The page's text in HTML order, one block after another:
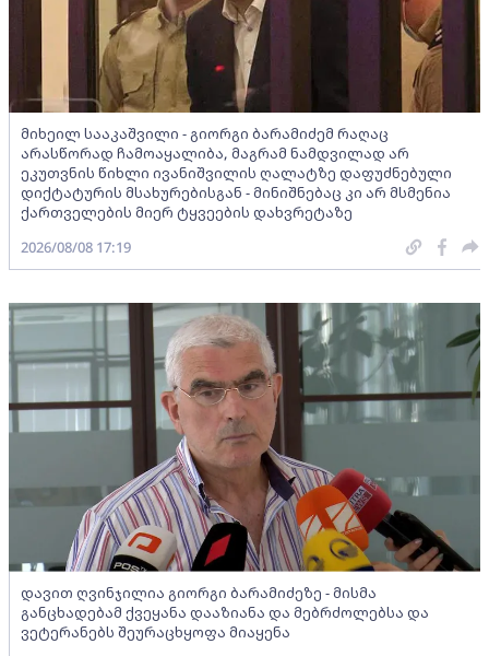
მიხეილ სააკაშვილი - გიორგი ბარამიძემ რაღაც
არასწორად ჩამოაყალიბა, მაგრამ ნამდვილად არ
ეკუთვნის წიხლი ივანიშვილის ღალატზე დაფუძნებული
დიქტატურის მსახურებისგან - მინიშნებაც კი არ მსმენია
ქართველების მიერ ტყვეების დახვრეტაზე
2026/08/08 17:19
დავით ღვინჯილია გიორგი ბარამიძეზე - მისმა
განცხადებამ ქვეყანა დააზიანა და მებრძოლებსა და
ვეტერანებს შეურაცხყოფა მიაყენა